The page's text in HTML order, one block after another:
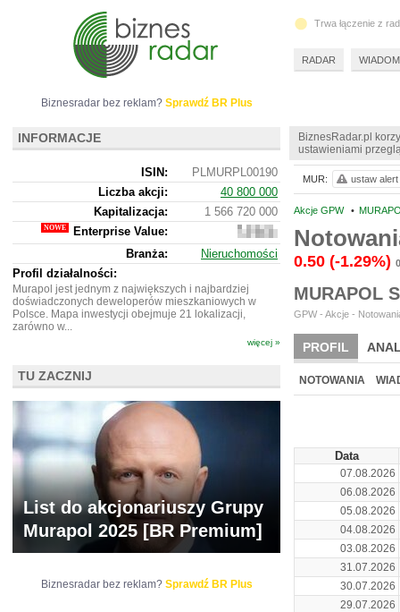
BiznesRadar.pl
ustawieniami
Akcje GPW •
0.50 (-1.29%)
MURAPOL
GPW - Akcje -
PROFIL
WYCENA BR
NOTOWANIA
Data
07.08.2026
06.08.2026
05.08.2026
04.08.2026
03.08.2026
31.07.2026
30.07.2026
29.07.2026
MUR: ustaw alert
Biznesradar bez reklam? Sprawdź BR Plus
INFORMACJE
ISIN:
PLMURPL00190
Liczba akcji:
40 800 000
Kapitalizacja:
1 566 720 000
Enterprise Value:
2
046
893
Branża:
Nieruchomości
Profil działalności:
Murapol jest jednym z największych i najbardziej
doświadczonych deweloperów mieszkaniowych w
Polsce. Mapa inwestycji obejmuje 21 lokalizacji,
zarówno w...
więcej »
TU ZACZNIJ
List do akcjonariuszy Grupy
Murapol 2025 [BR Premium]
Biznesradar bez reklam? Sprawdź BR Plus
Trwa łączenie z
RADAR